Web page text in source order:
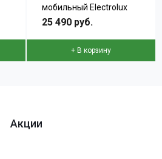
мобильный Electrolux
EACM-12 CG/N3
25 490 руб.
+ В корзину
Акции